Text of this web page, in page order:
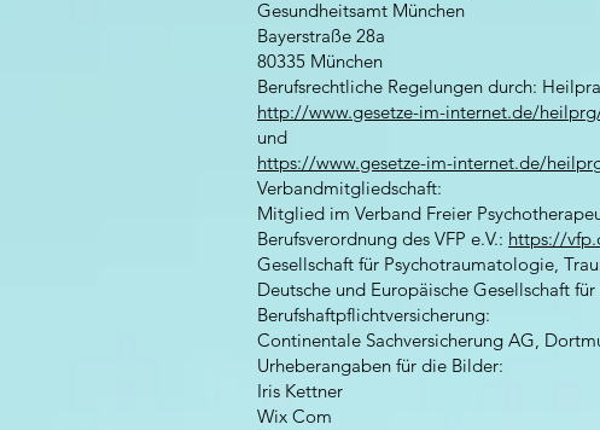
Gesundheitsamt München
Bayerstraße 28a
80335 München
Berufsrechtliche Regelungen durch:
http://www.gesetze-im-internet.de/
und
https://www.gesetze-im-internet.de/
Verbandmitgliedschaft:
Mitglied im Verband Freier
Berufsverordnung des VFP e.V.: https://
Gesellschaft für Psychotraumatologie,
Deutsche und Europäische Gesellschaft
Berufshaftpflichtversicherung:
Continentale Sachversicherung AG,
Urheberangaben für die Bilder:
Iris Kettner
Wix Com